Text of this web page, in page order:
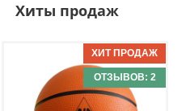
Хиты продаж
ОТЗЫВОВ: 2